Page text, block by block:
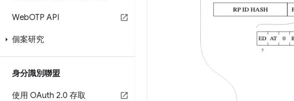
WebOTP API
個案研究
身分識別聯盟
使用 OAuth 2.0 存取